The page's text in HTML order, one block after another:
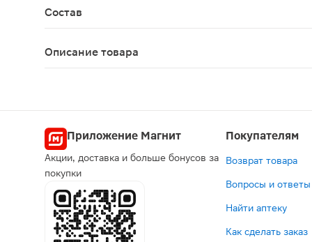
Состав
Описание товара
Приложение Магнит
Акции, доставка и больше бонусов за
покупки
Покупателям
Возврат товара
Вопросы и ответы
Найти аптеку
Как сделать заказ